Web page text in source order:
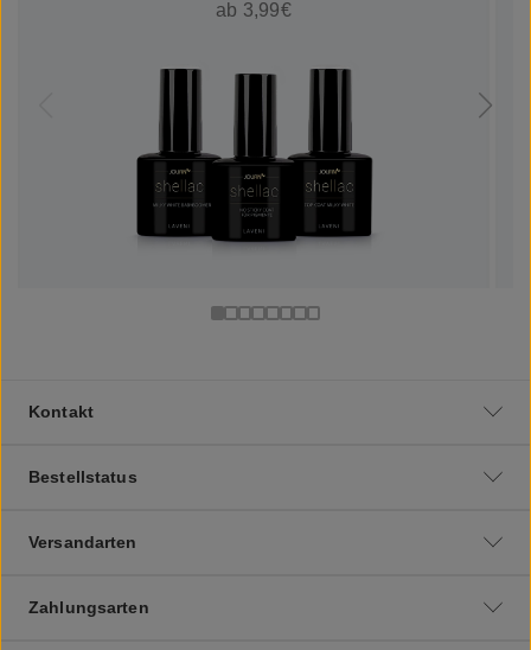
ab 3,99€
Kontakt
Bestellstatus
Versandarten
Zahlungsarten